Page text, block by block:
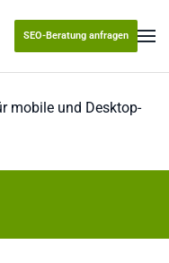
SEO-Beratung anfragen
mobile und Desktop-